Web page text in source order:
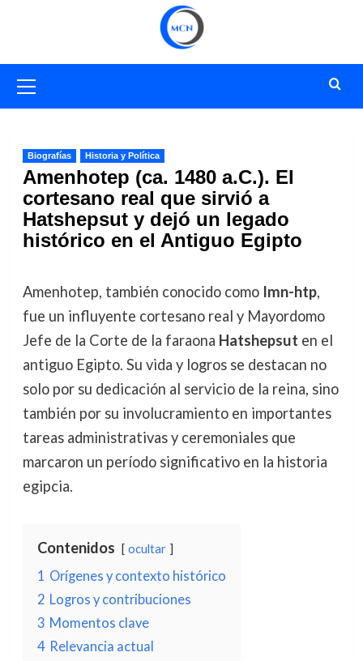
primario
Biografías Historia y Política
Amenhotep (ca. 1480 a.C.). El
cortesano real que sirvió a
Hatshepsut y dejó un legado
histórico en el Antiguo Egipto
Amenhotep, también conocido como Imn-htp,
fue un influyente cortesano real y Mayordomo
Jefe de la Corte de la faraona Hatshepsut en el
antiguo Egipto. Su vida y logros se destacan no
solo por su dedicación al servicio de la reina, sino
también por su involucramiento en importantes
tareas administrativas y ceremoniales que
marcaron un período significativo en la historia
egipcia.
Contenidos ocultar
1 Orígenes y contexto histórico
2 Logros y contribuciones
3 Momentos clave
4 Relevancia actual